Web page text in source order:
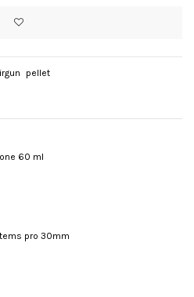
pellet
60 ml
pro 30mm